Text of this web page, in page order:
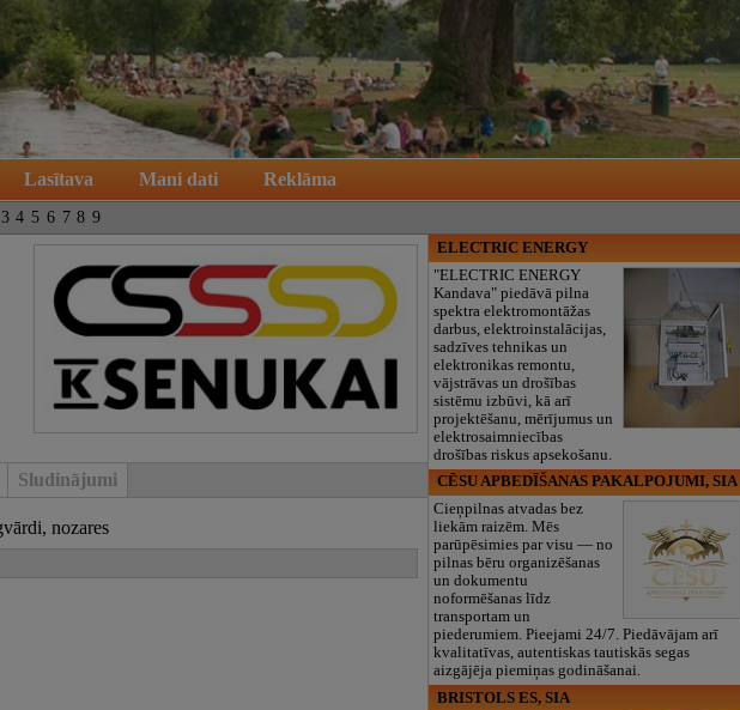
Lasītava Mani dati Reklāma
3 4 5 6 7 8 9
Sludinājumi
nozares
ELECTRIC ENERGY
"ELECTRIC ENERGY
Kandava" piedāvā pilna
spektra elektromontāžas
darbus, elektroinstalācijas,
sadzīves tehnikas un
elektronikas remontu,
vājstrāvas un drošības
sistēmu izbūvi, kā arī
projektēšanu, mērījumus un
elektrosaimniecības
drošības riskus apsekošanu.
CĒSU APBEDĪŠANAS PAKALPOJUMI, SIA
Cieņpilnas atvadas bez
liekām raizēm. Mēs
parūpēsimies par visu — no
pilnas bēru organizēšanas
un dokumentu
noformēšanas līdz
transportam un
piederumiem. Pieejami 24/7. Piedāvājam arī
kvalitatīvas, autentiskas tautiskās segas
aizgājēja piemiņas godināšanai.
BRISTOLS ES, SIA